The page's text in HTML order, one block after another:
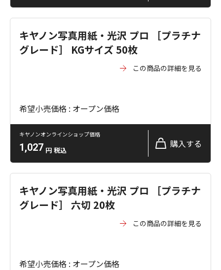
キヤノン写真用紙・光沢 プロ ［プラチナ
グレード］ KGサイズ 50枚
この商品の詳細を見る
希望小売価格 : オープン価格
キヤノンオンラインショップ価格
1,027 円 税込
購入する
キヤノン写真用紙・光沢 プロ ［プラチナ
グレード］ 六切 20枚
この商品の詳細を見る
希望小売価格 : オープン価格